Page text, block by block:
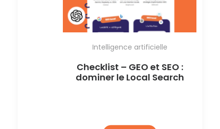
Intelligence artificielle
Checklist – GEO et SEO :
dominer le Local Search